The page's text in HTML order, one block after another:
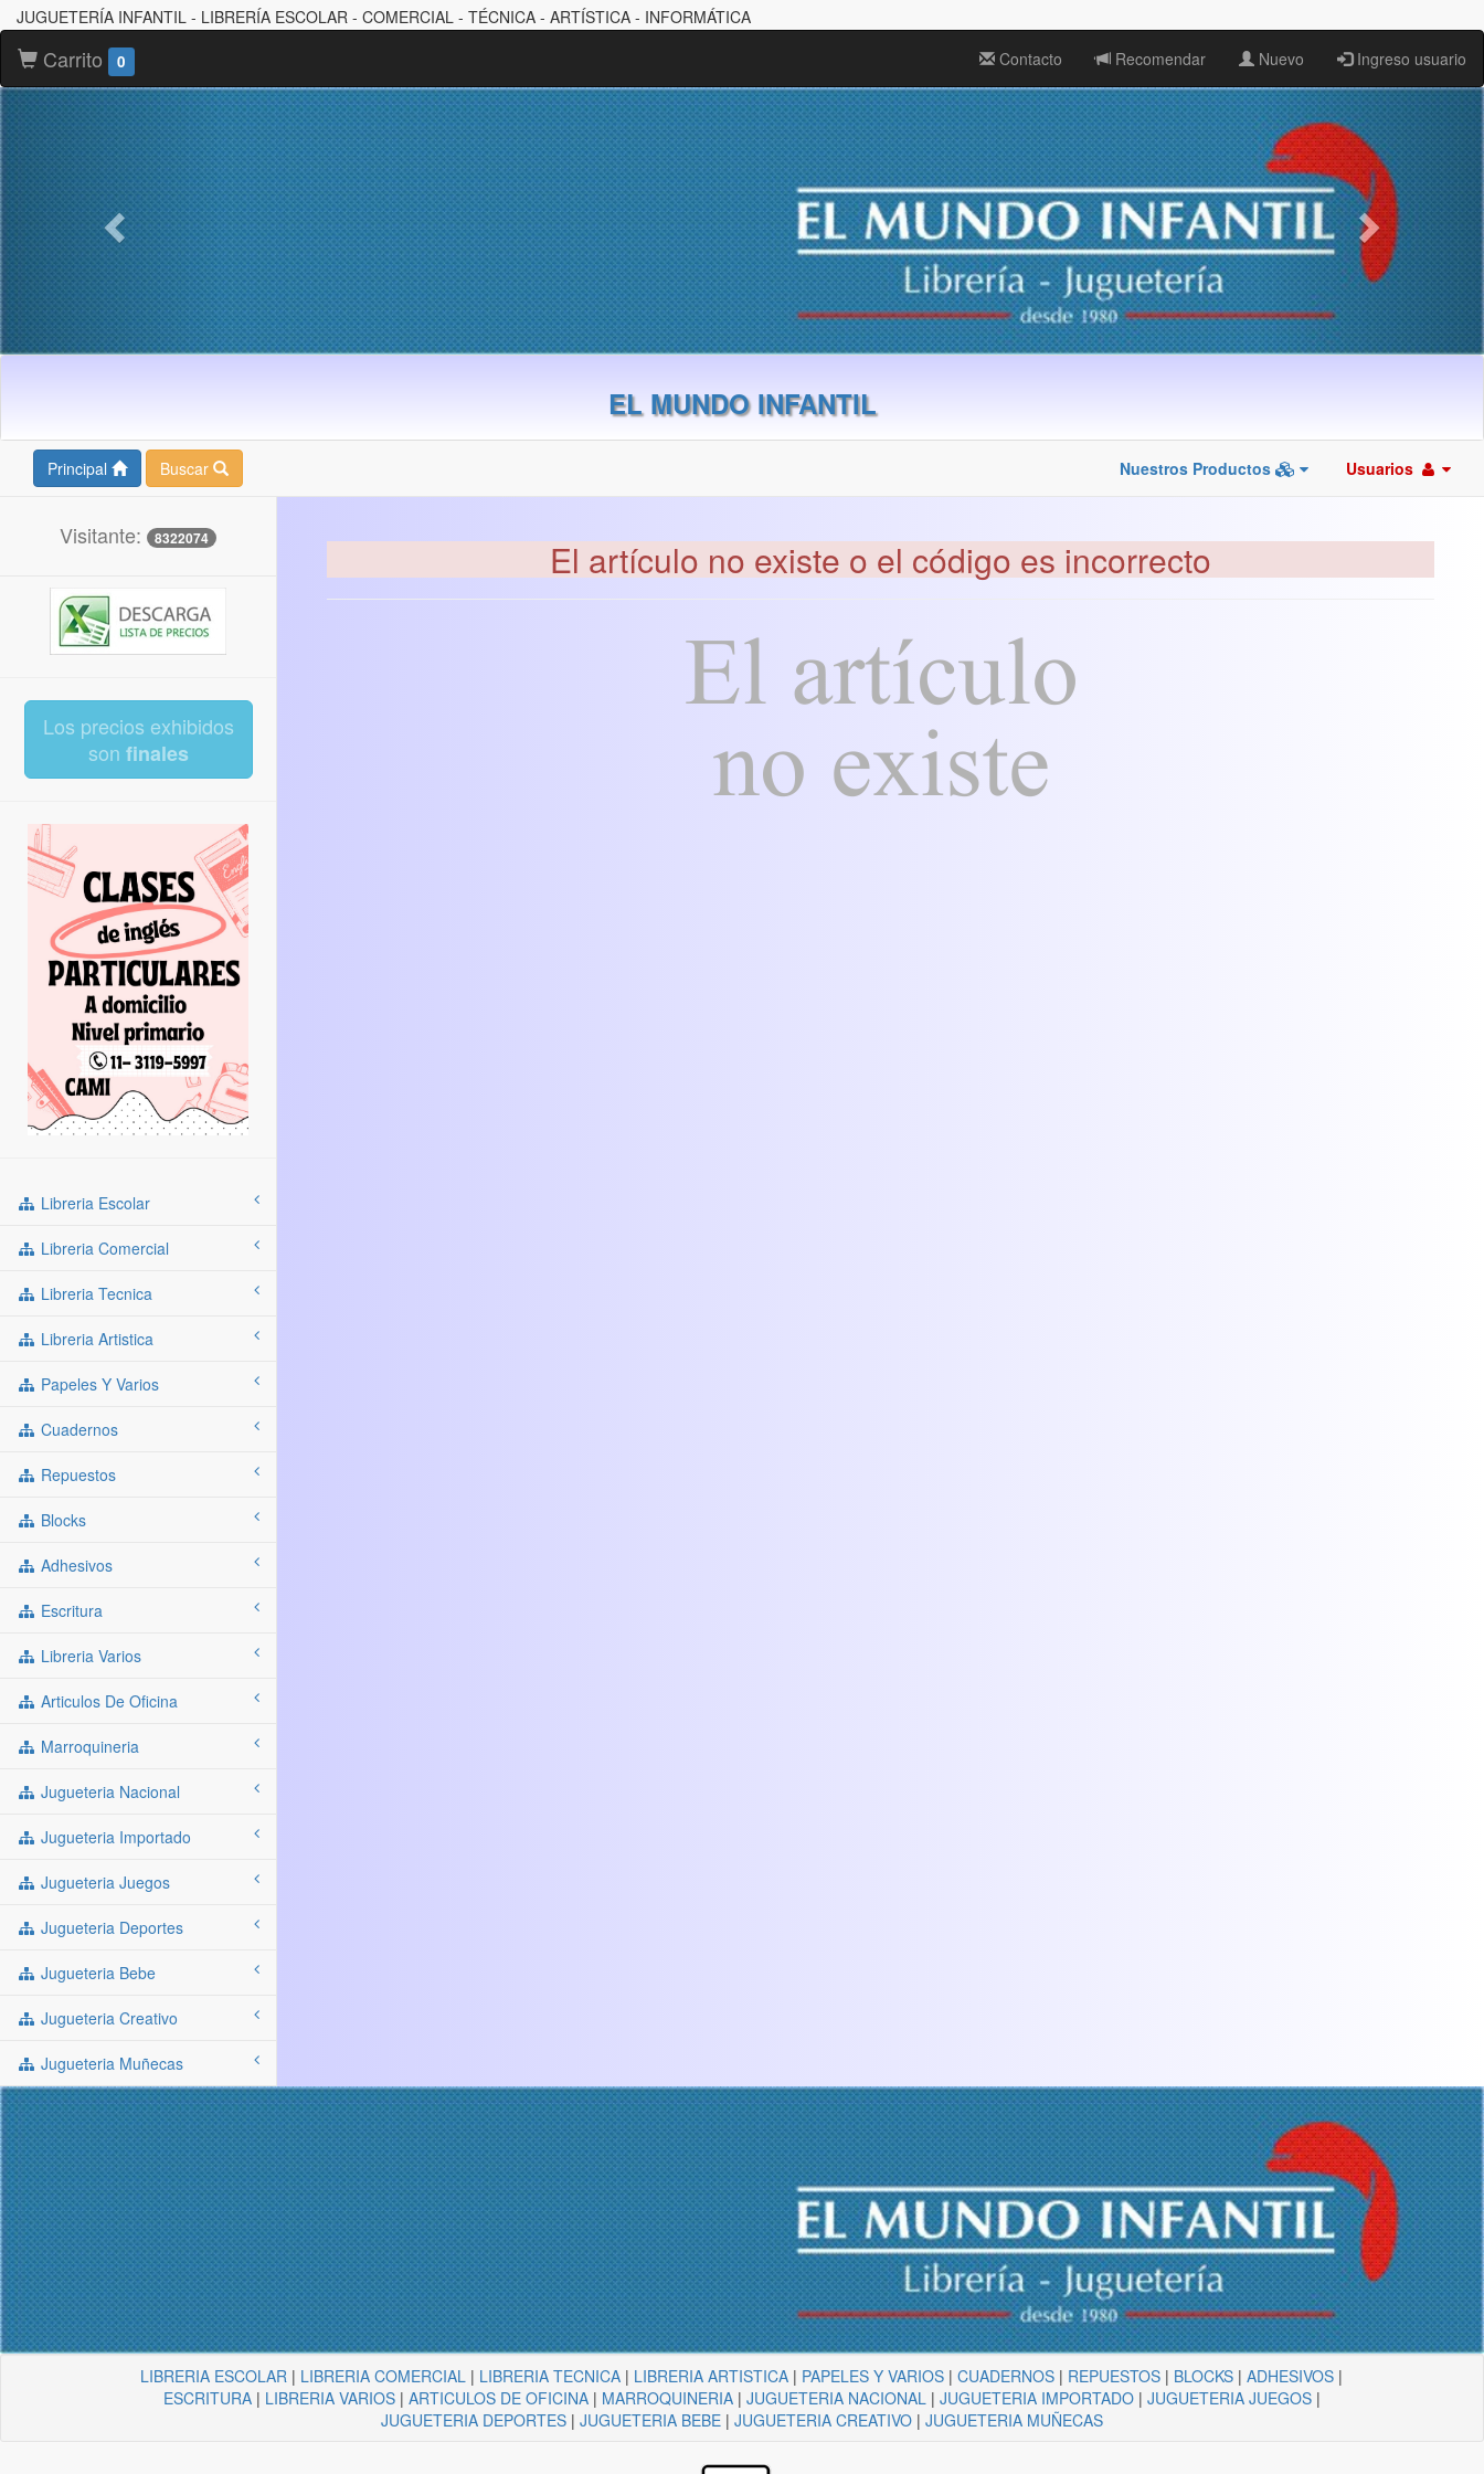
JUGUETERÍA INFANTIL - LIBRERÍA ESCOLAR - COMERCIAL - TÉCNICA - ARTÍSTICA - INFORMÁTICA
Carrito 0 Contacto Recomendar Nuevo Ingreso usuario
EL MUNDO INFANTIL
Principal Buscar Nuestros Productos Usuarios
Visitante: 8322074
Los precios exhibidos
son finales
Libreria Escolar
Libreria Comercial
Libreria Tecnica
Libreria Artistica
Papeles Y Varios
Cuadernos
Repuestos
Blocks
Adhesivos
Escritura
Libreria Varios
Articulos De Oficina
Marroquineria
Jugueteria Nacional
Jugueteria Importado
Jugueteria Juegos
Jugueteria Deportes
Jugueteria Bebe
Jugueteria Creativo
Jugueteria Muñecas
El artículo no existe o el código es incorrecto
LIBRERIA ESCOLAR | LIBRERIA COMERCIAL | LIBRERIA TECNICA | LIBRERIA ARTISTICA | PAPELES Y VARIOS |CUADERNOS | REPUESTOS | BLOCKS |ADHESIVOS |
ESCRITURA| LIBRERIA VARIOS| ARTICULOS DE OFICINA| MARROQUINERIA| JUGUETERIA NACIONAL | JUGUETERIA IMPORTADO| JUGUETERIA JUEGOS|
JUGUETERIA DEPORTES| JUGUETERIA BEBE| JUGUETERIA CREATIVO| JUGUETERIA MUÑECAS